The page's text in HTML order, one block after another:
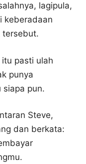
lagipula,
keberadaan
tersebut.
pasti ulah
punya
siapa pun.
Steve,
dan berkata: